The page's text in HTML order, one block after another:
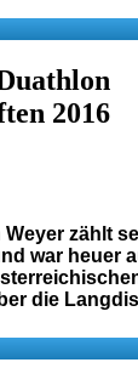
2016
zählt
war heuer
die